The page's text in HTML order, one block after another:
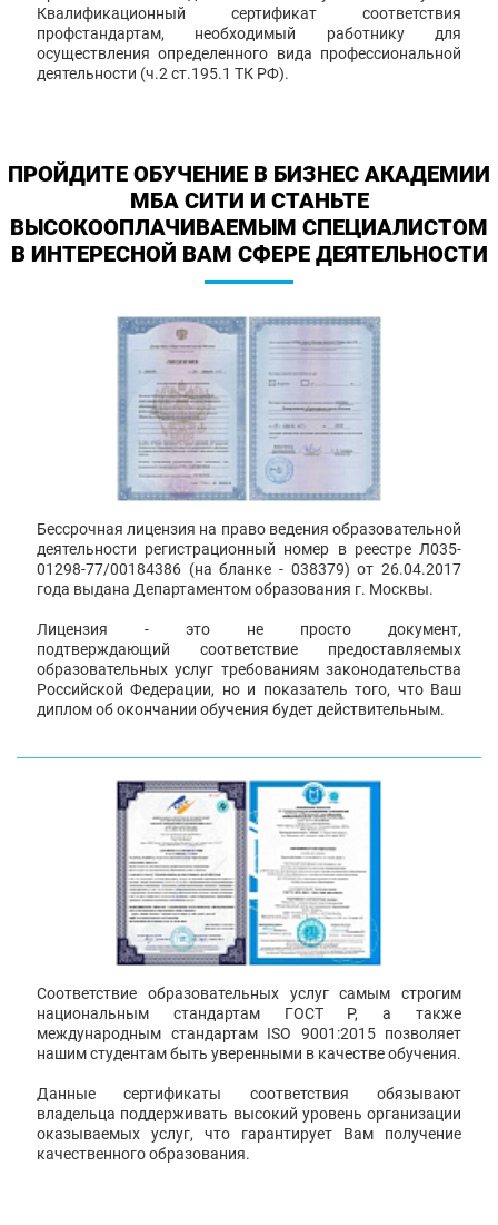
Квалификационный сертификат соответствия
профстандартам, необходимый работнику для
осуществления определенного вида профессиональной
деятельности (ч.2 ст.195.1 ТК РФ).
ПРОЙДИТЕ ОБУЧЕНИЕ В БИЗНЕС АКАДЕМИИ
МБА СИТИ И СТАНЬТЕ
ВЫСОКООПЛАЧИВАЕМЫМ СПЕЦИАЛИСТОМ
В ИНТЕРЕСНОЙ ВАМ СФЕРЕ ДЕЯТЕЛЬНОСТИ
Бессрочная лицензия на право ведения образовательной
деятельности регистрационный номер в реестре Л035-
01298-77/00184386 (на бланке - 038379) от 26.04.2017
года выдана Департаментом образования г. Москвы.
Лицензия - это не просто документ,
подтверждающий соответствие предоставляемых
образовательных услуг требованиям законодательства
Российской Федерации, но и показатель того, что Ваш
диплом об окончании обучения будет действительным.
Соответствие образовательных услуг самым строгим
национальным стандартам ГОСТ Р, а также
международным стандартам ISO 9001:2015 позволяет
нашим студентам быть уверенными в качестве обучения.
Данные сертификаты соответствия обязывают
владельца поддерживать высокий уровень организации
оказываемых услуг, что гарантирует Вам получение
качественного образования.